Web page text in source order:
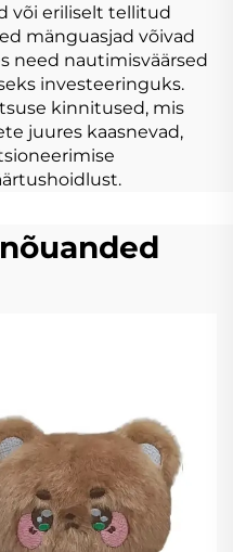
või eriliselt tellitud
mänguasjad võivad
need nautimisväärsed
investeeringuks.
kinnitused, mis
juures kaasnevad,